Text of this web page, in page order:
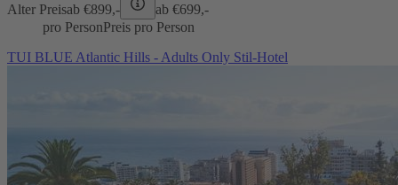
Alter Preisab €899,- ab €699,-
pro PersonPreis pro Person
TUI BLUE Atlantic Hills - Adults Only Stil-Hotel